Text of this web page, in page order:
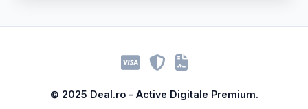
© 2025 Deal.ro - Active Digitale Premium.